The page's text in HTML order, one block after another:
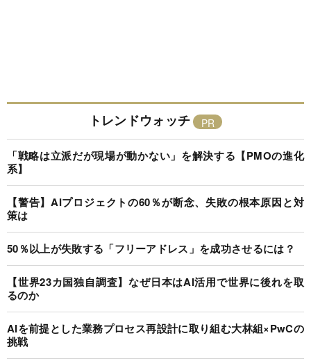
トレンドウォッチ
「戦略は立派だが現場が動かない」を解決する【PMOの進化
系】
【警告】AIプロジェクトの60％が断念、失敗の根本原因と対
策は
50％以上が失敗する「フリーアドレス」を成功させるには？
【世界23カ国独自調査】なぜ日本はAI活用で世界に後れを取
るのか
AIを前提とした業務プロセス再設計に取り組む大林組×PwCの
挑戦